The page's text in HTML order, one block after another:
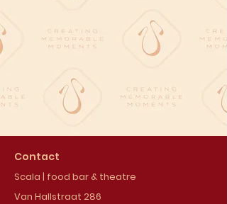
Contact
Scala | food bar & theatre
Van Hallstraat 286